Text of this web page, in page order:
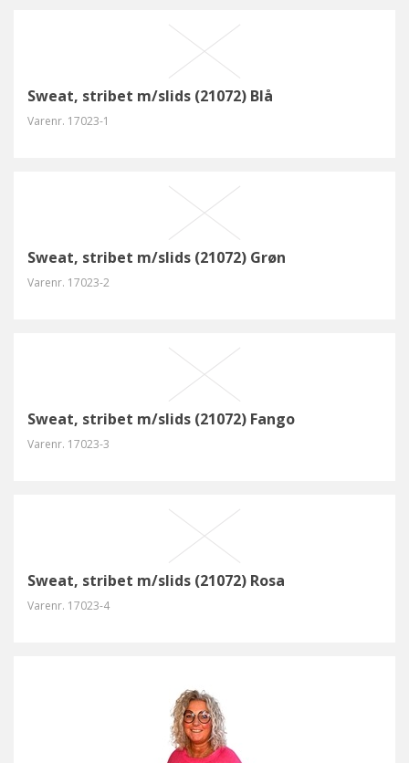
Sweat, stribet m/slids (21072) Blå
Varenr. 17023-1
Sweat, stribet m/slids (21072) Grøn
Varenr. 17023-2
Sweat, stribet m/slids (21072) Fango
Varenr. 17023-3
Sweat, stribet m/slids (21072) Rosa
Varenr. 17023-4